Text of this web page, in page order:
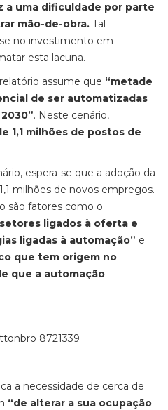
a uma dificuldade por parte
mão-de-obra. Tal
no investimento em
esta lacuna.
assume que “metade
de ser automatizadas
. Neste cenário,
1,1 milhões de postos de
espera-se que a adoção da
milhões de novos empregos.
são fatores como o
ligados à oferta e
ligadas à automação” e
que tem origem no
que a automação
a necessidade de cerca de
“de alterar a sua ocupação